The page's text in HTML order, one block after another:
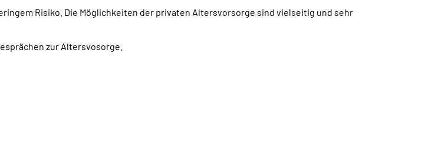
Risiko. Die Möglichkeiten der privaten Altersvorsorge sind vielseitig und sehr
zur Altersvosorge.